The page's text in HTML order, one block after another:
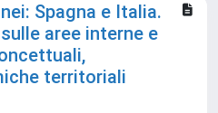
Spagna e Italia.
aree interne e
territoriali